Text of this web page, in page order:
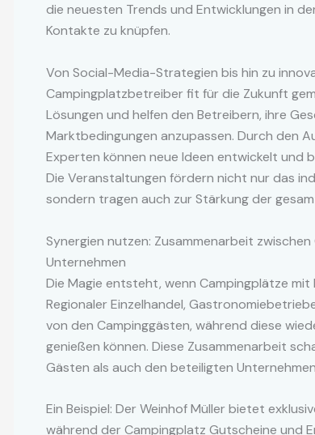
die neuesten Trends und Entwicklungen in
Kontakte zu knüpfen.
Von Social-Media-Strategien bis hin zu
Campingplatzbetreiber fit für die Zukunft
Lösungen und helfen den Betreibern, ihre
Marktbedingungen anzupassen. Durch den
Experten können neue Ideen entwickelt und
Die Veranstaltungen fördern nicht nur das
sondern tragen auch zur Stärkung der
Synergien nutzen: Zusammenarbeit
Unternehmen
Die Magie entsteht, wenn Campingplätze
Regionaler Einzelhandel,
von den Campinggästen, während diese
genießen können. Diese Zusammenarbeit
Gästen als auch den beteiligten
Ein Beispiel: Der Weinhof Müller bietet
während der Campingplatz Gutscheine und